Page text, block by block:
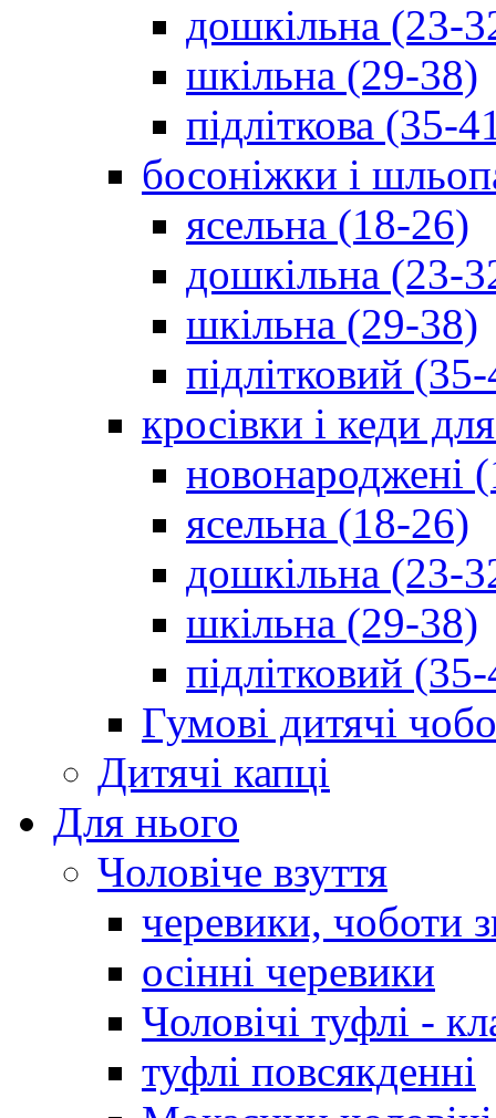
дошкільна (23-
шкільна (29-38)
підліткова (35-
босоніжки і
ясельна (18-26)
дошкільна (23-
шкільна (29-38)
підлітковий
кросівки і кеди
новонароджені
ясельна (18-26)
дошкільна (23-
шкільна (29-38)
підлітковий
Гумові дитячі
Дитячі капці
Для нього
Чоловіче взуття
черевики, чоботи
осінні черевики
Чоловічі туфлі -
туфлі повсякденні